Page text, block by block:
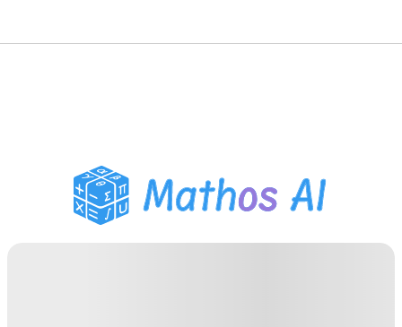
PDF 숙제 도우미
학습 도구